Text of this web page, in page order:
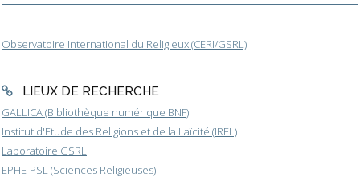
Observatoire International du Religieux (CERI/GSRL)
LIEUX DE RECHERCHE
GALLICA (Bibliothèque numérique BNF)
Institut d'Etude des Religions et de la Laïcité (IREL)
Laboratoire GSRL
EPHE-PSL (Sciences Religieuses)